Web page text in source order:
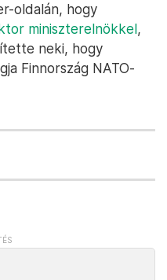
oldalán, hogy
miniszterelnökkel,
neki, hogy
Finnország NATO-